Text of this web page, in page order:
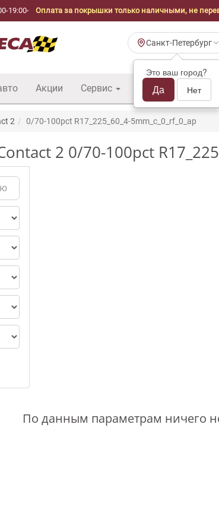
19:00 Оплата за покрышки только наличными, не
Санкт-Петербург
Это ваш город?
Да Нет
Акции Сервис Шины б/у оптом
2 0/70-100pct R17_225_60_4-5mm_c_0_rf_0_ap
2 0/70-100pct
По данным параметрам ничего